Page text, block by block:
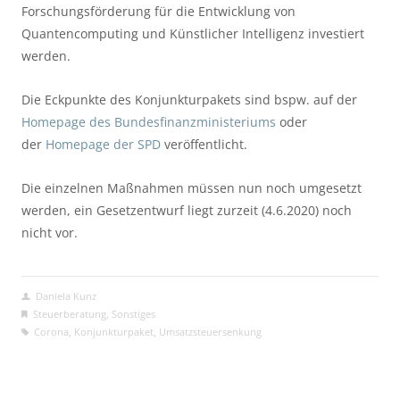
Forschungsförderung für die Entwicklung von
Quantencomputing und Künstlicher Intelligenz investiert
werden.
Homepage des Bundesfinanzministeriums oder
der Homepage der SPD veröffentlicht.
Die einzelnen Maßnahmen müssen nun noch umgesetzt
werden, ein Gesetzentwurf liegt zurzeit (4.6.2020) noch
nicht vor.
Daniela Kunz
Steuerberatung Sonstiges
Corona Konjunkturpaket Umsatzsteuersenkung